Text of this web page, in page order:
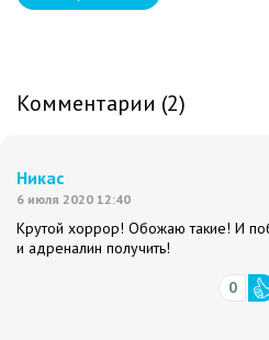
Комментарии (2)
Никас
6 июля 2020 12:40
Крутой хоррор! Обожаю такие! И
и адреналин получить!
0